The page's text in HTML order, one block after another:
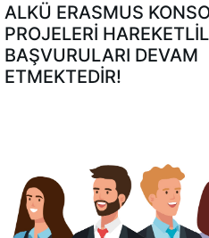
ALKÜ ERASMUS
PROJELERİ
BAŞVURULARI DEVAM
ETMEKTEDİR!